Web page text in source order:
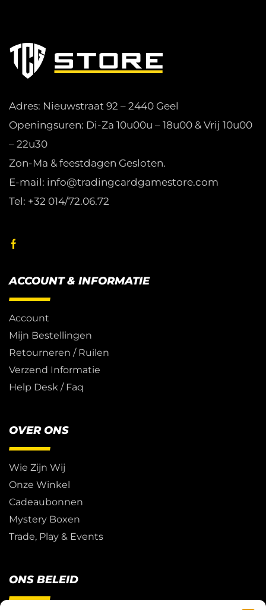
Adres: Nieuwstraat 92 – 2440 Geel
Openingsuren: Di-Za 10u00u – 18u00 & Vrij 10u00
– 22u30
Zon-Ma & feestdagen Gesloten.
E-mail: info@tradingcardgamestore.com
Tel: +32 014/72.06.72
ACCOUNT & INFORMATIE
Account
Mijn Bestellingen
Retourneren / Ruilen
Verzend Informatie
Help Desk / Faq
OVER ONS
Wie Zijn Wij
Onze Winkel
Cadeaubonnen
Mystery Boxen
Trade, Play & Events
ONS BELEID